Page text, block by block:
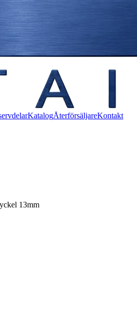
KatalogÅterförsäljareKontakt
13mm